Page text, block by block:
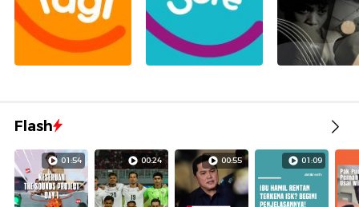
Flash
01:54 00:24 00:55 01:09